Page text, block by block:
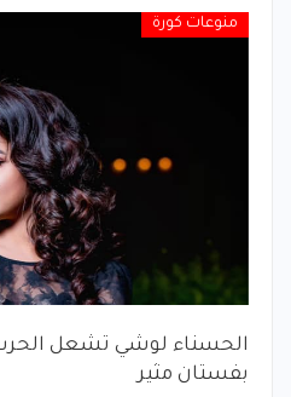
منوعات كورة
الحسناء لوشي تشعل
بفستان مثير